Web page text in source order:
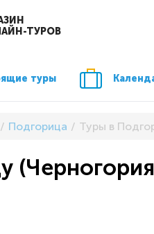
ТУРОВ
туры
Подгорица Туры в